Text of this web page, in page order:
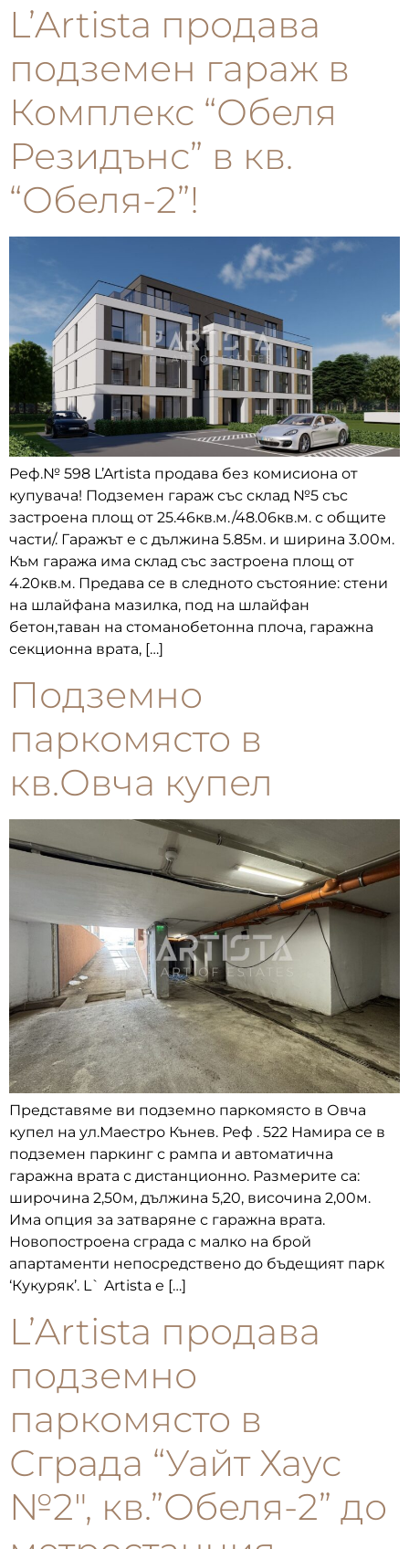
L’Artista продава
подземен гараж в
Комплекс “Обеля
Резидънс” в кв.
“Обеля-2”!
Реф.№ 598 L’Artista продава без комисиона от
купувача! Подземен гараж със склад №5 със
застроена площ от 25.46кв.м./48.06кв.м. с общите
части/. Гаражът е с дължина 5.85м. и ширина 3.00м.
Към гаража има склад със застроена площ от
4.20кв.м. Предава се в следното състояние: стени
на шлайфана мазилка, под на шлайфан
бетон,таван на стоманобетонна плоча, гаражна
секционна врата, […]
Подземно
паркомясто в
кв.Овча купел
Представяме ви подземно паркомясто в Овча
купел на ул.Маестро Кънев. Реф . 522 Намира се в
подземен паркинг с рампа и автоматична
гаражна врата с дистанционно. Размерите са:
широчина 2,50м, дължина 5,20, височина 2,00м.
Има опция за затваряне с гаражна врата.
Новопостроена сграда с малко на брой
апартаменти непосредствено до бъдещият парк
‘Кукуряк’. L` Artista е […]
L’Artista продава
подземно
паркомясто в
Сграда “Уайт Хаус
№2″, кв.”Обеля-2” до